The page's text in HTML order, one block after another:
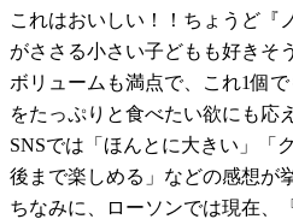
これはおいしい！！ちょうど『
がささる小さい子どもも好きそ
ボリュームも満点で、これ1個
をたっぷりと食べたい欲にも応
SNSでは「ほんとに大きい」「
後まで楽しめる」などの感想が
ちなみに、ローソンでは現在、